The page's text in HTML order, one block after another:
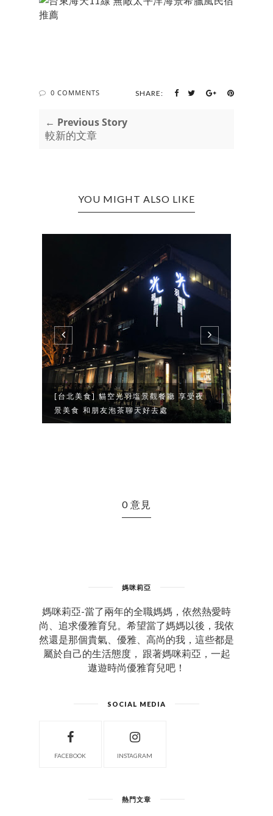
0 COMMENTS SHARE:
← Previous Story
較新的文章
YOU MIGHT ALSO LIKE
北美食] 貓空光羽塩景觀餐廳 享受夜
美食 和朋友泡茶聊天好去處
[清境美食] 魯媽媽雲
每次到清境都必吃的
0 意見
媽咪莉亞
媽咪莉亞-當了兩年的全職媽媽，依然熱愛時
尚、追求優雅育兒。希望當了媽媽以後，我依
然還是那個貴氣、優雅、高尚的我，這些都是
屬於自己的生活態度， 跟著媽咪莉亞，一起
遨遊時尚優雅育兒吧！
SOCIAL MEDIA
FACEBOOK INSTAGRAM
熱門文章